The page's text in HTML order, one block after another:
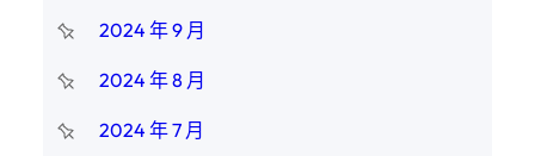
2024 年 9 月
2024 年 8 月
2024 年 7 月